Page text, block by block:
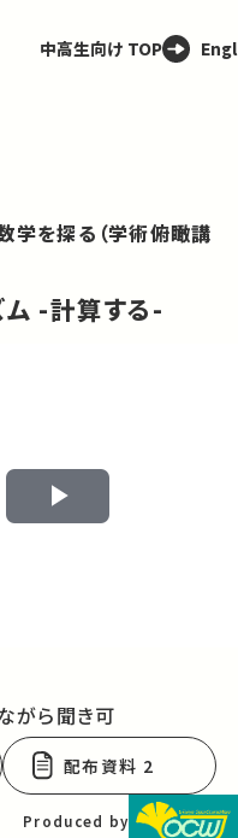
中高生向け TOP
を探る（学術俯瞰講
-計算する-
Play
がら聞き可
配布資料 2
Produced by